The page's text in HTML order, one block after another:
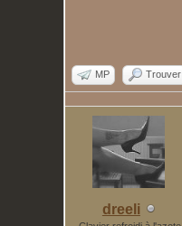
MP Trouver
dreeli